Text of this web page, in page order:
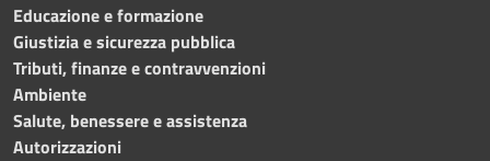
Educazione e formazione
Giustizia e sicurezza pubblica
Tributi, finanze e contravvenzioni
Ambiente
Salute, benessere e assistenza
Autorizzazioni